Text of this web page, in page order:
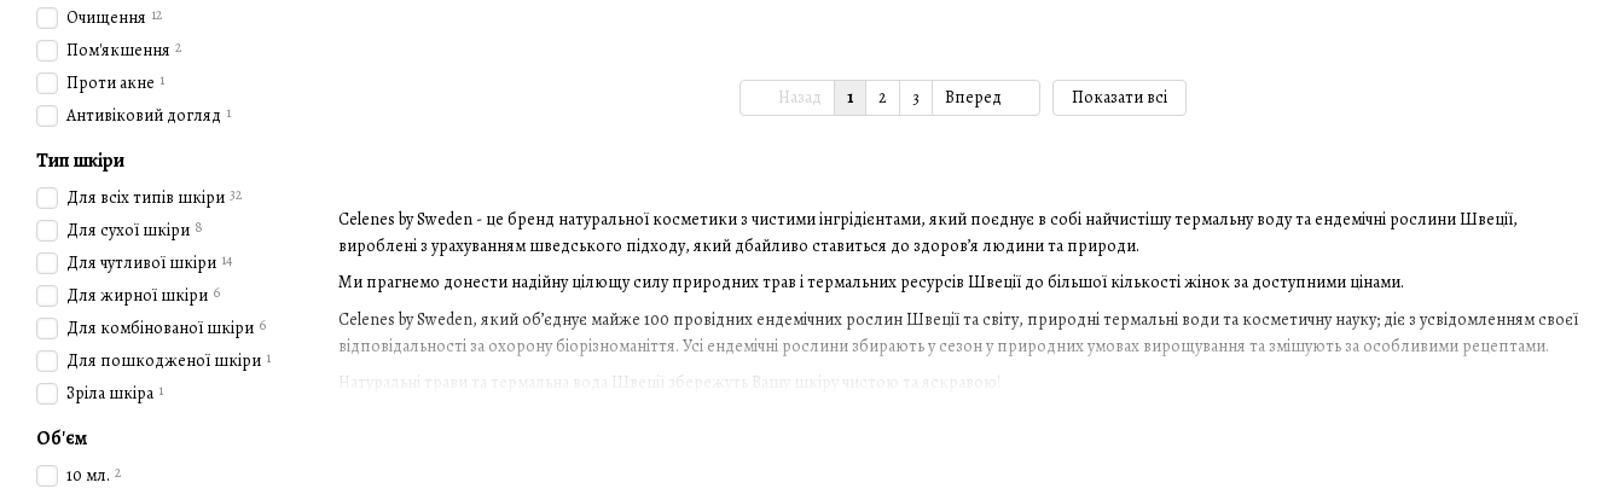
Celenes by Sweden - це бренд натуральної косметики з чистими інгрідієнтами, який поєднує в собі найчистішу термальну воду та ендемічні рослини Швеції,
вироблені з урахуванням шведського підходу, який дбайливо ставиться до здоров’я людини та природи.
Ми прагнемо донести надійну цілющу силу природних трав і термальних ресурсів Швеції до більшої кількості жінок за доступними цінами.
Celenes by Sweden, який об’єднує майже 100 провідних ендемічних рослин Швеції та світу, природні термальні води та косметичну науку; діє з усвідомленням своєї
відповідальності за охорону біорізноманіття. Усі ендемічні рослини збирають у сезон у природних умовах вирощування та змішують за особливими рецептами.
Натуральні трави та термальна вода Швеції збережуть Вашу шкіру чистою та яскравою!
Назад 1 2 3 Вперед Показати всі
Очищення 12
Пом'якшення 2
Проти акне 1
Антивіковий догляд 1
Тип шкіри
Для всіх типів шкіри 32
Для сухої шкіри 8
Для чутливої шкіри 14
Для жирної шкіри 6
Для комбінованої шкіри 6
Для пошкодженої шкіри 1
Зріла шкіра 1
Об'єм
10 мл. 2